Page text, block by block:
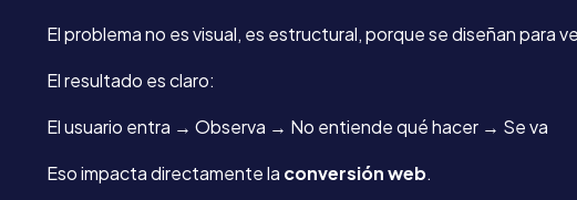
El problema no es visual, es estructural, porque se diseñan para
El resultado es claro:
El usuario entra → Observa → No entiende qué hacer → Se va
Eso impacta directamente la conversión web.